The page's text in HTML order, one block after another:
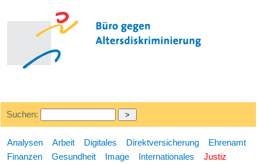
Suchen:
Analysen Arbeit Digitales Direktversicherung
Ehrenamt
Finanzen
Gesundheit Image Internationales
Justiz